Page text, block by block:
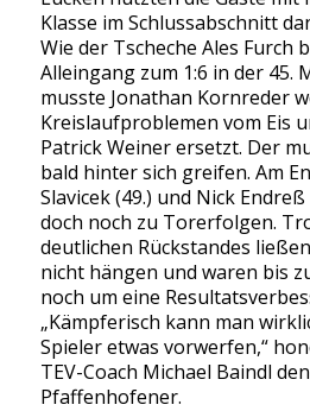
Klasse im Schlussabschnitt
Wie der Tscheche Ales Furch
Alleingang zum 1:6 in der 45.
musste Jonathan Kornreder
Kreislaufproblemen vom Eis
Patrick Weiner ersetzt. Der
bald hinter sich greifen. Am
Slavicek (49.) und Nick
doch noch zu Torerfolgen.
deutlichen Rückstandes
nicht hängen und waren bis
noch um eine
„Kämpferisch kann man
Spieler etwas vorwerfen,“
TEV-Coach Michael Baindl
Pfaffenhofener.